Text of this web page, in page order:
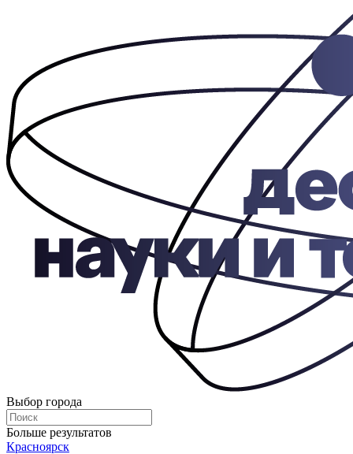
Выбор города
Больше результатов
Красноярск